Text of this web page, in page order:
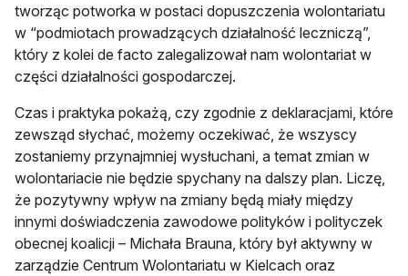
tworząc potworka w postaci dopuszczenia wolontariatu
w “podmiotach prowadzących działalność leczniczą”,
który z kolei de facto zalegalizował nam wolontariat w
części działalności gospodarczej.
Czas i praktyka pokażą, czy zgodnie z deklaracjami, które
zewsząd słychać, możemy oczekiwać, że wszyscy
zostaniemy przynajmniej wysłuchani, a temat zmian w
wolontariacie nie będzie spychany na dalszy plan. Liczę,
że pozytywny wpływ na zmiany będą miały między
innymi doświadczenia zawodowe polityków i polityczek
obecnej koalicji – Michała Brauna, który był aktywny w
zarządzie Centrum Wolontariatu w Kielcach oraz